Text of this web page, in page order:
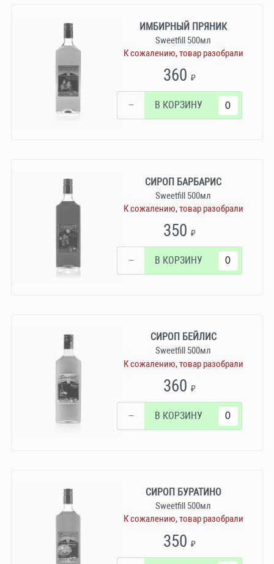
ИМБИРНЫЙ ПРЯНИК
Sweetfill 500мл
К сожалению, товар разобрали
360₽
− В КОРЗИНУ
СИРОП БАРБАРИС
Sweetfill 500мл
К сожалению, товар разобрали
350₽
− В КОРЗИНУ
СИРОП БЕЙЛИС
Sweetfill 500мл
К сожалению, товар разобрали
360₽
− В КОРЗИНУ
СИРОП БУРАТИНО
Sweetfill 500мл
К сожалению, товар разобрали
350₽